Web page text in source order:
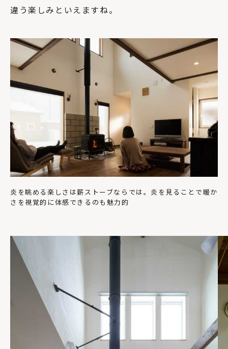
違う楽しみといえますね。
炎を眺める楽しさは薪ストーブならでは。炎を見ることで暖か
さを視覚的に体感できるのも魅力的